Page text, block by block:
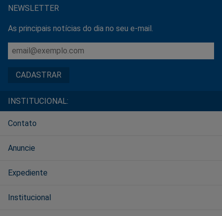
NEWSLETTER
As principais notícias do dia no seu e-mail.
INSTITUCIONAL:
Contato
Anuncie
Expediente
Institucional